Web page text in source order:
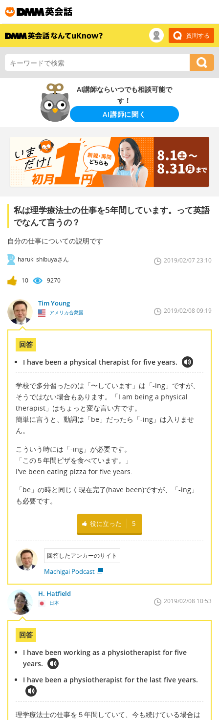
質問する
AI講師ならいつでも相談可能で
す！
AI講師に聞く
私は理学療法士の仕事を5年間しています。って英語
でなんて言うの？
自分の仕事についての説明です
haruki shibuyaさん 2019/02/07 23:10
10 9270
Tim Young
アメリカ合衆国 2019/02/08 09:19
回答
I have been a physical therapist for five years.
学校で多分習ったのは「〜しています」は「-ing」ですが、
そうではない場合もあります。「I am being a physical
therapist」はちょっと変な言い方です。
簡単に言うと、動詞は「be」だったら「-ing」は入りませ
ん。
こういう時には「-ing」が必要です。
「この５年間ピザを食べています。」
I've been eating pizza for five years.
「be」の時と同じく現在完了(have been)ですが、「-ing」
も必要です。
役に立った 5
回答したアンカーのサイト
Machigai Podcast
H. Hatfield
日本 2019/02/08 10:53
回答
I have been working as a physiotherapist for five
years.
I have been a physiotherapist for the last five years.
理学療法士の仕事を５年間していて、今も続けている場合は